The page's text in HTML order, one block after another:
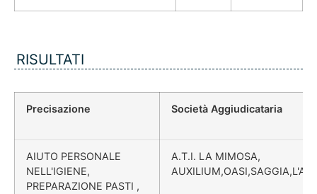
RISULTATI
Precisazione Società Aggiudicataria
AIUTO PERSONALE
NELL'IGIENE,
PREPARAZIONE PASTI ,
A.T.I. LA MIMOSA,